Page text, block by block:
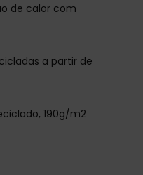
de calor com
a partir de
190g/m2